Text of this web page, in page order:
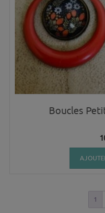
Boucles
1